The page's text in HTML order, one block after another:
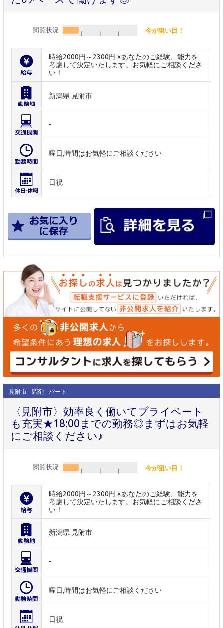
閲覧状況 今が狙い目！
時給2000円～2300円 ※あなたのご経験、能力を
考慮して決定いたします。お気軽にご相談くださ
い！
新潟県 見附市
-
曜日,時間はお気軽にご相談ください
日祝
見附市 調剤 パート
〈見附市〉効率良く働いてプライベート
も充実★18:00までの勤務◎まずはお気軽
にご相談ください♪
閲覧状況 今が狙い目！
時給2000円～2300円 ※あなたのご経験、能力を
考慮して決定いたします。お気軽にご相談くださ
い！
新潟県 見附市
-
曜日,時間はお気軽にご相談ください
日祝